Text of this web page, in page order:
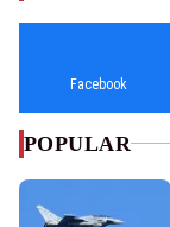
Facebook
POPULAR